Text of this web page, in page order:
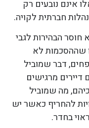
אינם נובעים רק
חברתית לקויה.
הבהירות לגבי
שההסכמות לא
דבר שמוביל
מרגישים
מה שמוביל
להחריף כאשר יש
בחדר.